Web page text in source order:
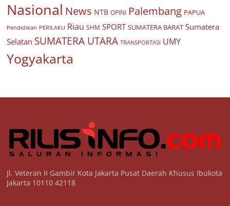
Nasional News NTB OPINI Palembang PAPUA
Pendidikan PERILAKU Riau SHM SPORT SUMATERA BARAT Sumatera
Selatan SUMATERA UTARA TRANSPORTASI UMY
Yogyakarta
Jl. Veteran II Gambir Kota Jakarta Pusat Daerah Khusus Ibukota
Jakarta 10110 42118